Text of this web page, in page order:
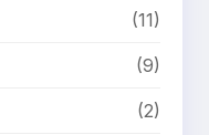
(11)
(9)
(2)